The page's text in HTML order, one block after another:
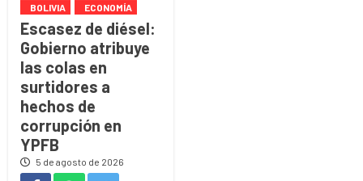
BOLIVIA ECONOMÍA
Escasez de diésel:
Gobierno atribuye
las colas en
surtidores a
hechos de
corrupción en
YPFB
5 de agosto de 2026